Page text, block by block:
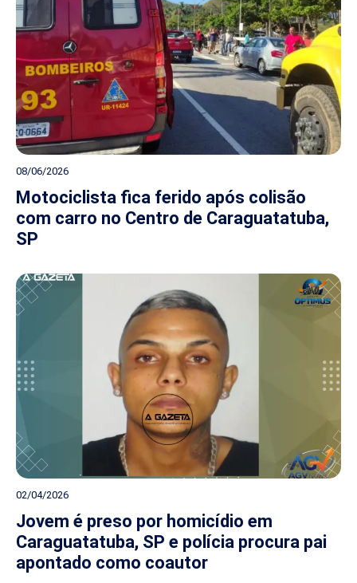
08/06/2026
Motociclista fica ferido após colisão
com carro no Centro de Caraguatatuba,
SP
02/04/2026
Jovem é preso por homicídio em
Caraguatatuba, SP e polícia procura pai
apontado como coautor